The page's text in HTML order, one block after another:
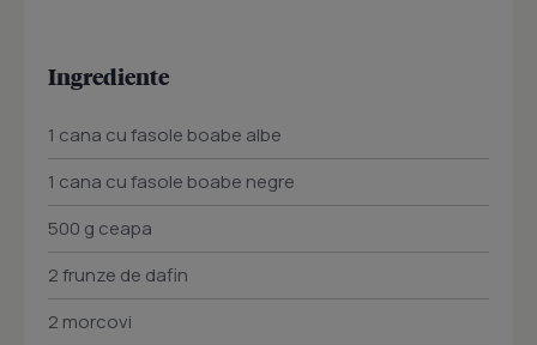
Ingrediente
1 cana cu fasole boabe albe
1 cana cu fasole boabe negre
500 g ceapa
2 frunze de dafin
2 morcovi